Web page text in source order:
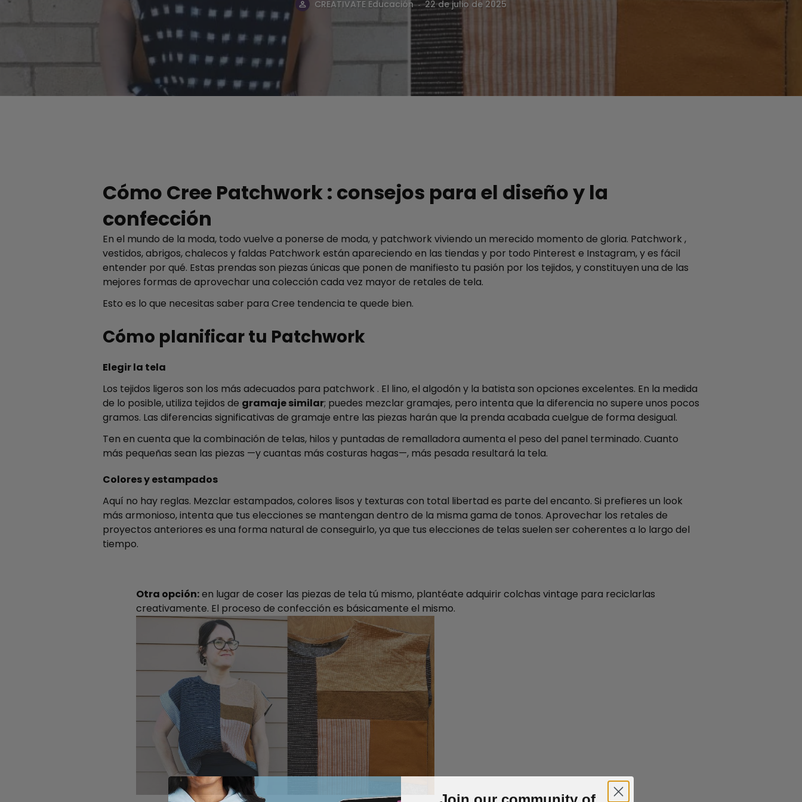
CREATIVATE Educación 22 de julio de 2025
Cómo Cree Patchwork : consejos para el diseño y la
confección
En el mundo de la moda, todo vuelve a ponerse de moda, y patchwork viviendo un merecido momento de gloria. Patchwork ,
vestidos, abrigos, chalecos y faldas Patchwork están apareciendo en las tiendas y por todo Pinterest e Instagram, y es fácil
entender por qué. Estas prendas son piezas únicas que ponen de manifiesto tu pasión por los tejidos, y constituyen una de las
mejores formas de aprovechar una colección cada vez mayor de retales de tela.
Esto es lo que necesitas saber para Cree tendencia te quede bien.
Cómo planificar tu Patchwork
Elegir la tela
Los tejidos ligeros son los más adecuados para patchwork . El lino, el algodón y la batista son opciones excelentes. En la medida
de lo posible, utiliza tejidos de gramaje similar; puedes mezclar gramajes, pero intenta que la diferencia no supere unos pocos
gramos. Las diferencias significativas de gramaje entre las piezas harán que la prenda acabada cuelgue de forma desigual.
Ten en cuenta que la combinación de telas, hilos y puntadas de remalladora aumenta el peso del panel terminado. Cuanto
más pequeñas sean las piezas —y cuantas más costuras hagas—, más pesada resultará la tela.
Colores y estampados
Aquí no hay reglas. Mezclar estampados, colores lisos y texturas con total libertad es parte del encanto. Si prefieres un look
más armonioso, intenta que tus elecciones se mantengan dentro de la misma gama de tonos. Aprovechar los retales de
proyectos anteriores es una forma natural de conseguirlo, ya que tus elecciones de telas suelen ser coherentes a lo largo del
tiempo.
Otra opción:en lugar de coser las piezas de tela tú mismo, plantéate adquirir colchas vintage para reciclarlas
creativamente. El proceso de confección es básicamente el mismo.
Join our community of